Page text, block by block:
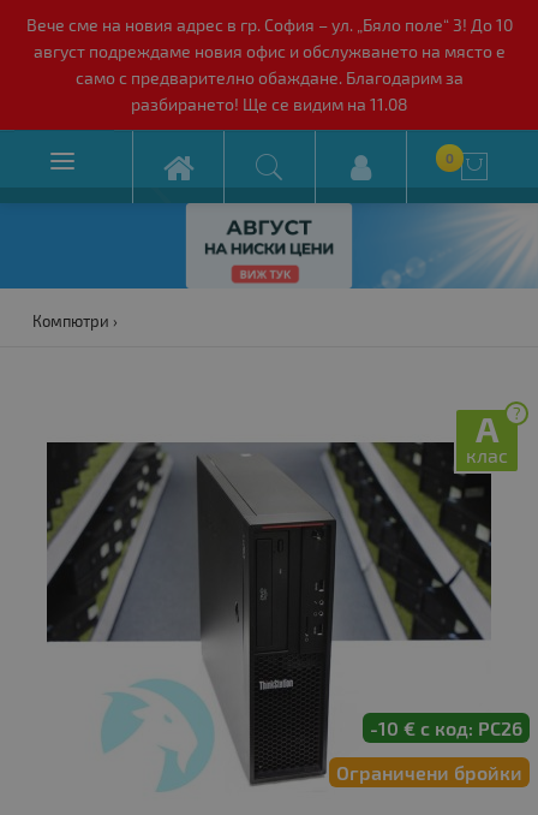
Вече сме на новия адрес в гр. София – ул. „Бяло поле“ 3! До 10
август подреждаме новия офис и обслужването на място е
само с предварително обаждане. Благодарим за
разбирането! Ще се видим на 11.08
 0 
Компютри
Ограничени бройки
-10 € с код: PC26
?
A
клас